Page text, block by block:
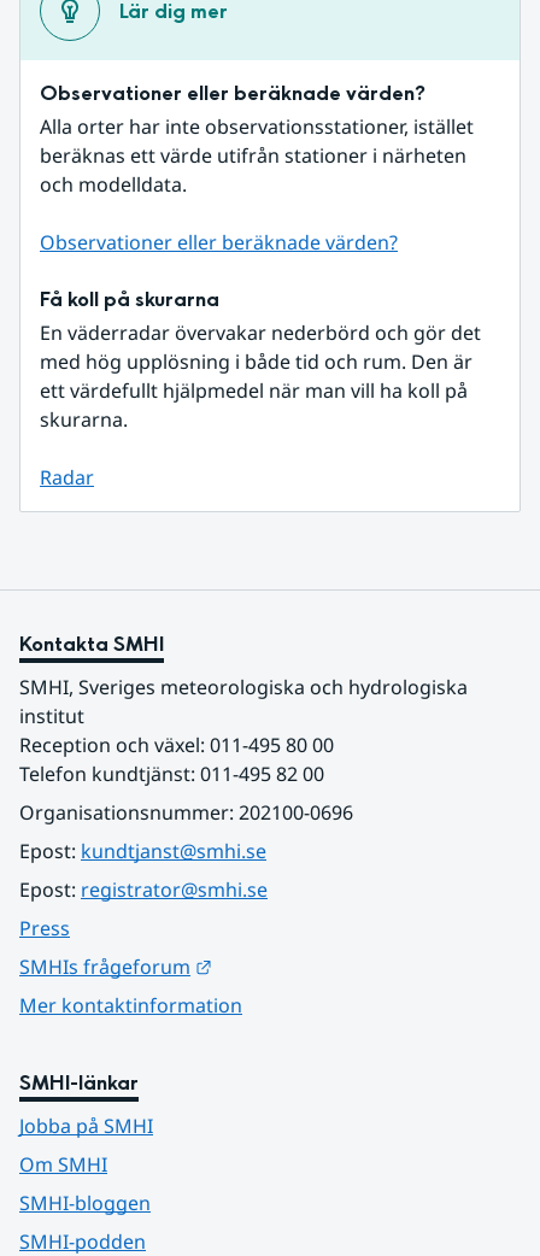
Lär dig mer
Observationer eller beräknade värden?
Alla orter har inte observationsstationer, istället
beräknas ett värde utifrån stationer i närheten
och modelldata.
Observationer eller beräknade värden?
Få koll på skurarna
En väderradar övervakar nederbörd och gör det
med hög upplösning i både tid och rum. Den är
ett värdefullt hjälpmedel när man vill ha koll på
skurarna.
Radar
Kontakta SMHI
SMHI, Sveriges meteorologiska och hydrologiska
institut
Reception och växel: 011-495 80 00
Telefon kundtjänst: 011-495 82 00
Organisationsnummer: 202100-0696
Epost: kundtjanst@smhi.se
Epost: registrator@smhi.se
Press
SMHIs frågeforum
Mer kontaktinformation
SMHI-länkar
Jobba på SMHI
Om SMHI
SMHI-bloggen
SMHI-podden